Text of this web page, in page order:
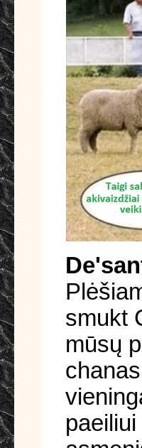
smukt
mūsų